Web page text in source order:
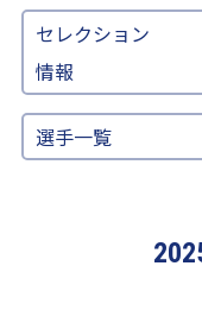
セレクション
情報
選手一覧